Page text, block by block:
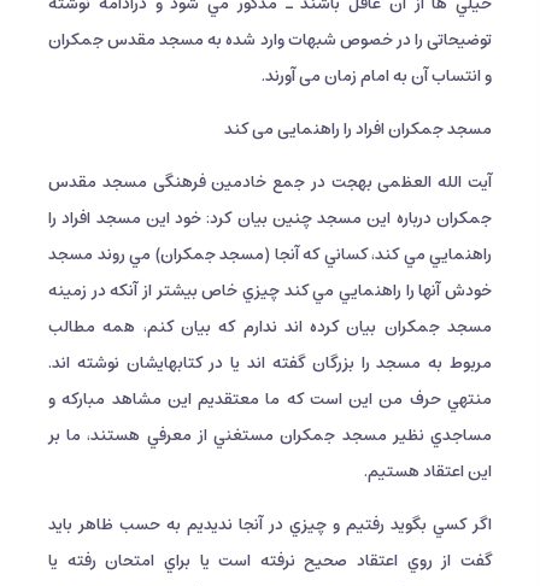
توضیحاتی را در خصوص شبهات وارد شده به مسجد مقدس جمکران
و انتساب آن به امام زمان می آورند.
مسجد جمکران افراد را راهنمایی می کند
آیت الله العظمی بهجت در جمع خادمین فرهنگی مسجد مقدس
جمکران درباره این مسجد چنین بیان کرد: خود اين مسجد افراد را
راهنمايي مي كند، كساني كه آنجا (مسجد جمكران) مي روند مسجد
خودش آنها را راهنمايي مي كند چيزي خاص بيشتر از آنكه در زمينه
مسجد جمكران بيان كرده اند ندارم كه بيان كنم، همه مطالب
مربوط به مسجد را بزرگان گفته اند يا در كتابهايشان نوشته اند.
منتهي حرف من اين است كه ما معتقديم اين مشاهد مباركه و
مساجدي نظير مسجد جمكران مستغني از معرفي هستند، ما بر
اين اعتقاد هستيم.
اگر كسي بگويد رفتيم و چيزي در آنجا نديديم به حسب ظاهر بايد
گفت از روي اعتقاد صحيح نرفته است يا براي امتحان رفته يا